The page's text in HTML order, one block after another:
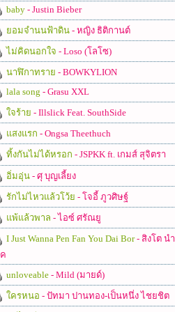
baby- Justin Bieber
ยอมจำนนฟ้าดิน- หญิง ธิติกานต์
ไม่คิดนอกใจ - Loso (โลโซ)
นาฬิกาทราย - BOWKYLION
lala song - Grasu XXL
ใจร้าย - Illslick Feat. SouthSide
แสงแรก - Ongsa Theethuch
ทิ้งกันไม่ได้หรอก - JSPKK ft. เกมส์ สุจิตรา
อิ่มอุ่น- ศุ บุญเลี้ยง
รักไม่ไหวแล้วโว้ย - โจอี้ ภูวศิษฐ์
แพ้แล้วพาล - ไอซ์ ศรัณยู
I Just Wanna Pen Fan You Dai Bor- สิงโต นำ
unloveable- Mild (มายด์)
ใครหนอ - ปัทมา ปานทอง-เป็นหนึ่ง ไชยชิต